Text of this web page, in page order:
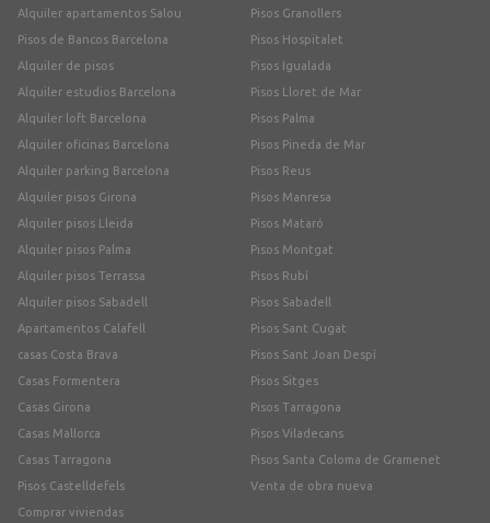
Alquiler apartamentos Salou
Pisos de Bancos Barcelona
Alquiler de pisos
Alquiler estudios Barcelona
Alquiler loft Barcelona
Alquiler oficinas Barcelona
Alquiler parking Barcelona
Alquiler pisos Girona
Alquiler pisos Lleida
Alquiler pisos Palma
Alquiler pisos Terrassa
Alquiler pisos Sabadell
Apartamentos Calafell
casas Costa Brava
Casas Formentera
Casas Girona
Casas Mallorca
Casas Tarragona
Pisos Castelldefels
Comprar viviendas
Pisos Granollers
Pisos Hospitalet
Pisos Igualada
Pisos Lloret de Mar
Pisos Palma
Pisos Pineda de Mar
Pisos Reus
Pisos Manresa
Pisos Mataró
Pisos Montgat
Pisos Rubí
Pisos Sabadell
Pisos Sant Cugat
Pisos Sant Joan Despí
Pisos Sitges
Pisos Tarragona
Pisos Viladecans
Pisos Santa Coloma de Gramenet
Venta de obra nueva